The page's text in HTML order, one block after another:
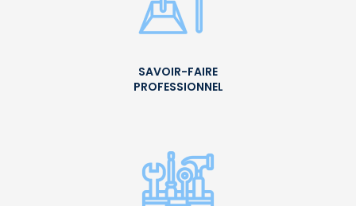
SAVOIR-FAIRE
PROFESSIONNEL